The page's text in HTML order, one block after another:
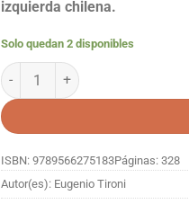
izquierda chilena.
Solo quedan 2 disponibles
Ajuste De Cuentas cantidad
ISBN: 9789566275183Páginas: 328
Autor(es): Eugenio Tironi